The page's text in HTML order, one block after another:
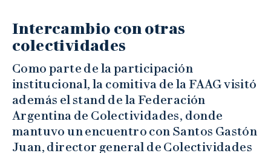
Intercambio con otras
colectividades
Como parte de la participación
institucional, la comitiva de la FAAG visitó
además el stand de la Federación
Argentina de Colectividades, donde
mantuvo un encuentro con Santos Gastón
Juan, director general de Colectividades